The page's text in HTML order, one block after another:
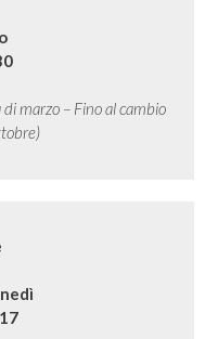
marzo – Fino al cambio